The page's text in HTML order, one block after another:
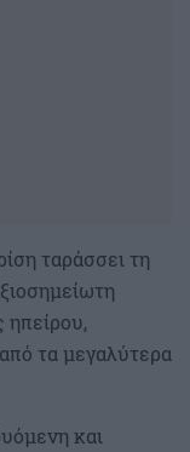
ταράσσει τη
ηπείρου,
τα μεγαλύτερα
και